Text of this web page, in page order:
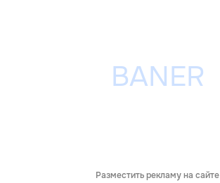
Разместить рекламу на сайте